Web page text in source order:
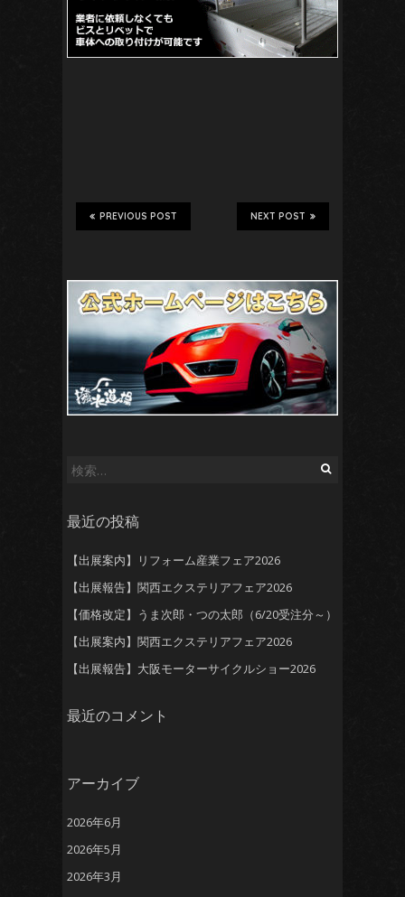
NEXT POST
PREVIOUS POST
検
最近の投稿
【出展案内】リフォーム産業フェア2026
【出展報告】関西エクステリアフェア2026
【価格改定】うま次郎・つの太郎（6/20受注分～）
【出展案内】関西エクステリアフェア2026
【出展報告】大阪モーターサイクルショー2026
最近のコメント
アーカイブ
2026年6月
2026年5月
2026年3月